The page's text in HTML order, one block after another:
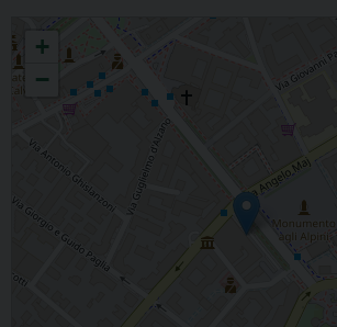
Ciclo di incontri "Invito alla teologia"
+
−